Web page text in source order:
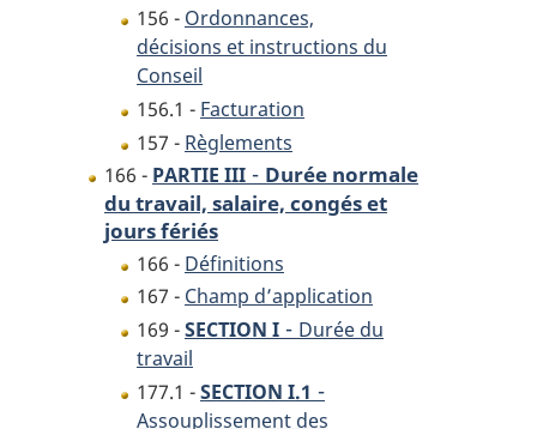
156 - Ordonnances,
décisions et instructions du
Conseil
156.1 - Facturation
157 - Règlements
166 - PARTIE III - Durée normale
du travail, salaire, congés et
jours fériés
166 - Définitions
167 - Champ d’application
169 -SECTION I - Durée du
travail
177.1 -SECTION I.1 -
Assouplissement des